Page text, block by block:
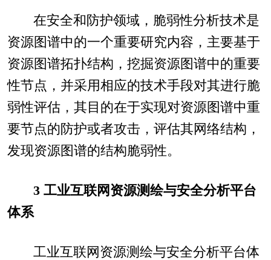
在安全和防护领域，脆弱性分析技术是
资源图谱中的一个重要研究内容，主要基于
资源图谱拓扑结构，挖掘资源图谱中的重要
性节点，并采用相应的技术手段对其进行脆
弱性评估，其目的在于实现对资源图谱中重
要节点的防护或者攻击，评估其网络结构，
发现资源图谱的结构脆弱性。
3 工业互联网资源测绘与安全分析平台
体系
工业互联网资源测绘与安全分析平台体